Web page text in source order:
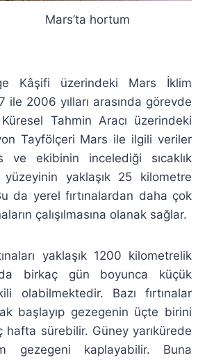
Mars’ta hortum
Kâşifi üzerindeki Mars İklim
ile 2006 yılları arasında görevde
Tahmin Aracı üzerindeki
Tayfölçeri Mars ile ilgili veriler
ve ekibinin incelediği sıcaklık
yaklaşık 25 kilometre
da yerel fırtınalardan daha çok
çalışılmasına olanak sağlar.
yaklaşık 1200 kilometrelik
birkaç gün boyunca küçük
olabilmektedir. Bazı fırtınalar
başlayıp gezegenin üçte birini
hafta sürebilir. Güney yarıkürede
gezegeni kaplayabilir. Buna